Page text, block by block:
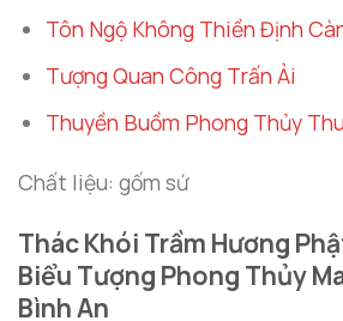
Tôn Ngộ Không Thiền Định
Tượng Quan Công Trấn Ải
Thuyền Buồm Phong Thủy
Chất liệu: gốm sứ
Thác Khói Trầm Hương
Biểu Tượng Phong Thủy
Bình An